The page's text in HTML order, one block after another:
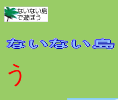
う